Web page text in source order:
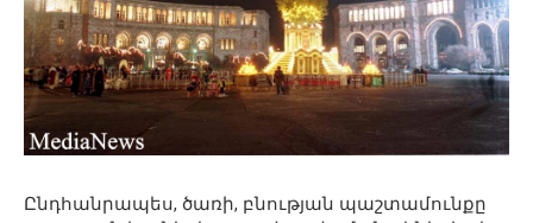
Ընդհանրապես, ծառի, բնության պաշտամունքը